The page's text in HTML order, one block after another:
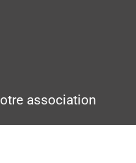
association